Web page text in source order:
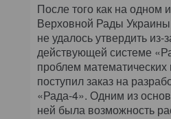
После того как на одном
Верховной Рады
не удалось утвердить из-
действующей системе
проблем
поступил заказ на
«Рада-4». Одним из
ней была возможность